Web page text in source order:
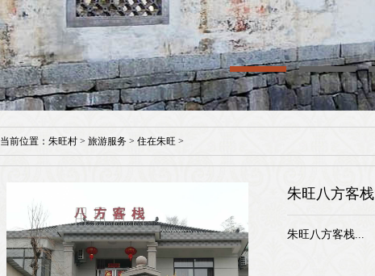
当前位置： 朱旺村 > 旅游服务 > 住在朱旺 >
朱旺八方客栈
朱旺八方客栈...